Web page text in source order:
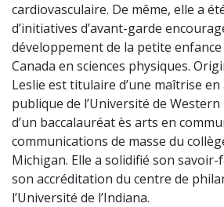
cardiovasculaire. De même, elle a
d’initiatives d’avant-garde
développement de la petite
Canada en sciences physiques.
Leslie est titulaire d’une maîtrise
publique de l’Université de
d’un baccalauréat ès arts en
communications de masse du
Michigan. Elle a solidifié son
son accréditation du centre de
l’Université de l’Indiana.